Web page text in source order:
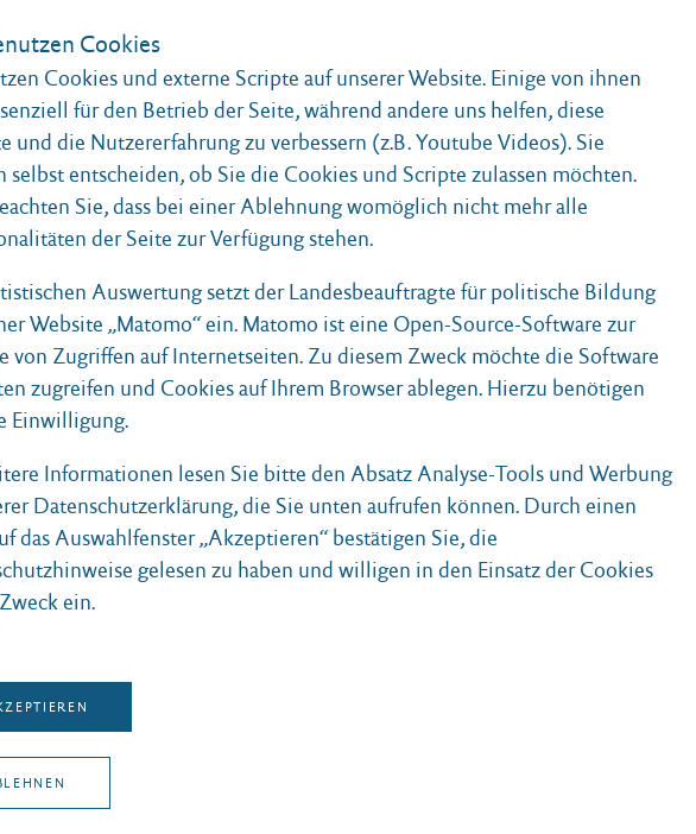
für den Einsatz weiblicher Agentinnen
muss tatenlos zusehen wie viele
Mit der Invasion der Alliierten in der
ihrer Vorgesetzten, die Suche nach den
Deutschland”. Hitler ist tot, aber es
beginnt.
die unfassbaren Gräueltaten und
Belsen im Mai 1945 trifft Vera Atkins auf
auf die Spur der ranghöchsten
denn schnell wird klar, dass diese dabei sind,
unterzutauchen, u.a. ins noch nicht befreite
neue Identitäten, um einer Verurteilung zu
der verschwundenen Agentinnen auf.
Cookies
Cookies und externe Scripte auf unserer Website. Einige von ihnen
für den Betrieb der Seite, während andere uns helfen, diese
und die Nutzererfahrung zu verbessern (z.B. Youtube Videos). Sie
selbst entscheiden, ob Sie die Cookies und Scripte zulassen möchten.
Sie, dass bei einer Ablehnung womöglich nicht mehr alle
der Seite zur Verfügung stehen.
Auswertung setzt der Landesbeauftragte für politische Bildung
Website „Matomo“ ein. Matomo ist eine Open-Source-Software zur
von Zugriffen auf Internetseiten. Zu diesem Zweck möchte die Software
zugreifen und Cookies auf Ihrem Browser ablegen. Hierzu benötigen
Einwilligung.
Informationen lesen Sie bitte den Absatz Analyse-Tools und Werbung
Datenschutzerklärung, die Sie unten aufrufen können. Durch einen
das Auswahlfenster „Akzeptieren“ bestätigen Sie, die
gelesen zu haben und willigen in den Einsatz der Cookies
ein.